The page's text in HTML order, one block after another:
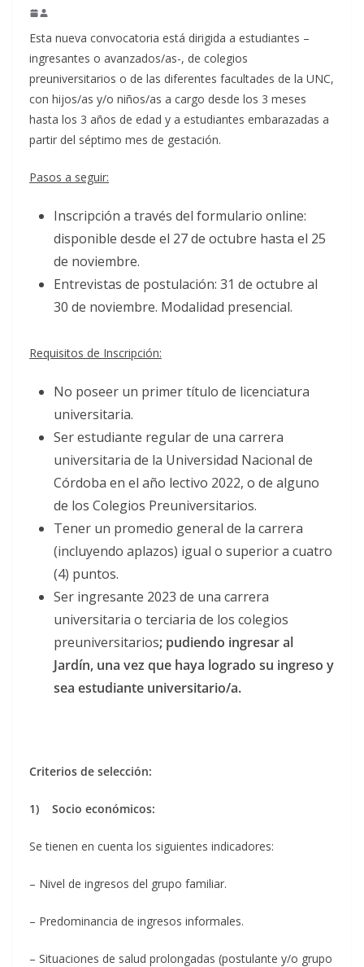
Esta nueva convocatoria está dirigida a estudiantes –
ingresantes o avanzados/as-, de colegios
preuniversitarios o de las diferentes facultades de la UNC,
con hijos/as y/o niños/as a cargo desde los 3 meses
hasta los 3 años de edad y a estudiantes embarazadas a
partir del séptimo mes de gestación.
Pasos a seguir:
Inscripción a través del formulario online:
disponible desde el 27 de octubre hasta el 25
de noviembre.
Entrevistas de postulación: 31 de octubre al
30 de noviembre. Modalidad presencial.
Requisitos de Inscripción:
No poseer un primer título de licenciatura
universitaria.
Ser estudiante regular de una carrera
universitaria de la Universidad Nacional de
Córdoba en el año lectivo 2022, o de alguno
de los Colegios Preuniversitarios.
Tener un promedio general de la carrera
(incluyendo aplazos) igual o superior a cuatro
(4) puntos.
Ser ingresante 2023 de una carrera
universitaria o terciaria de los colegios
preuniversitarios; pudiendo ingresar al
Jardín, una vez que haya logrado su ingreso y
sea estudiante universitario/a.
Criterios de selección:
1) Socio económicos:
Se tienen en cuenta los siguientes indicadores:
– Nivel de ingresos del grupo familiar.
– Predominancia de ingresos informales.
– Situaciones de salud prolongadas (postulante y/o grupo